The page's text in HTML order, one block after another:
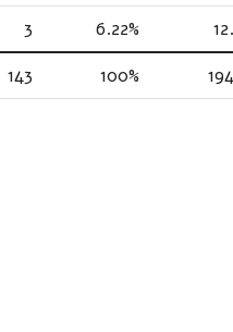
6.22%
3
100%
143